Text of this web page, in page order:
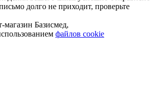
долго не приходит, проверьте
магазин Базисмед,
файлов cookie